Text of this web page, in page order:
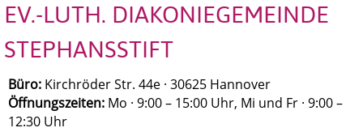
EV.-LUTH. DIAKONIEGEMEINDE
STEPHANSSTIFT
Büro: Kirchröder Str. 44e · 30625 Hannover
Öffnungszeiten: Mo · 9:00 – 15:00 Uhr, Mi und Fr · 9:00 –
12:30 Uhr